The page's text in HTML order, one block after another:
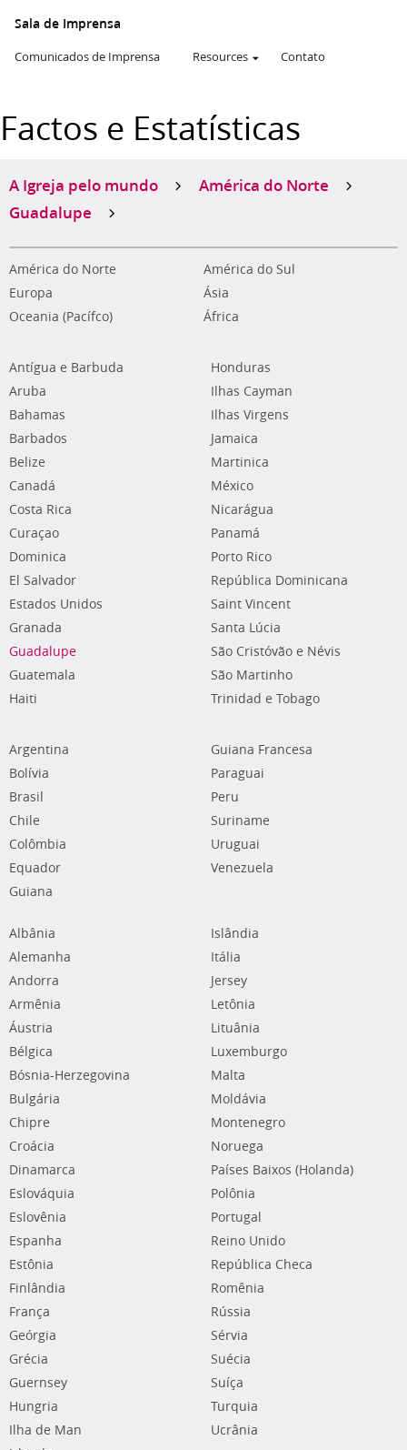
Sala de Imprensa
Comunicados de Imprensa Resources Contato
Factos e Estatísticas
A Igreja pelo mundo
América do Norte
Guadalupe
América do Norte
América do Sul
Europa
Ásia
Oceania (Pacífco)
África
Antígua e Barbuda
Aruba
Bahamas
Barbados
Belize
Canadá
Costa Rica
Curaçao
Dominica
El Salvador
Estados Unidos
Granada
Guadalupe
Guatemala
Haiti
Honduras
Ilhas Cayman
Ilhas Virgens
Jamaica
Martinica
México
Nicarágua
Panamá
Porto Rico
República Dominicana
Saint Vincent
Santa Lúcia
São Cristóvão e Névis
São Martinho
Trinidad e Tobago
Argentina
Bolívia
Brasil
Chile
Colômbia
Equador
Guiana
Guiana Francesa
Paraguai
Peru
Suriname
Uruguai
Venezuela
Albânia
Alemanha
Andorra
Armênia
Áustria
Bélgica
Bósnia-Herzegovina
Bulgária
Chipre
Croácia
Dinamarca
Eslováquia
Eslovênia
Espanha
Estônia
Finlândia
França
Geórgia
Grécia
Guernsey
Hungria
Ilha de Man
Islândia
Itália
Jersey
Letônia
Lituânia
Luxemburgo
Malta
Moldávia
Montenegro
Noruega
Países Baixos (Holanda)
Polônia
Portugal
Reino Unido
República Checa
Romênia
Rússia
Sérvia
Suécia
Suíça
Turquia
Ucrânia